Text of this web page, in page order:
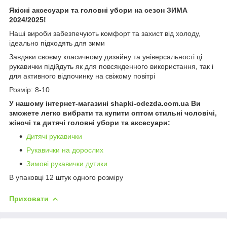
Якісні аксесуари та головні убори на сезон ЗИМА
2024/2025!
Наші вироби забезпечують комфорт та захист від холоду,
ідеально підходять для зими
Завдяки своєму класичному дизайну та універсальності ці
рукавички підійдуть як для повсякденного використання, так і
для активного відпочинку на свіжому повітрі
Розмір: 8-10
У нашому інтернет-магазині shapki-odezda.com.ua Ви
зможете легко вибрати та купити оптом стильні чоловічі,
жіночі та дитячі головні убори та аксесуари:
Дитячі рукавички
Рукавички на дорослих
Зимові рукавички дутики
В упаковці 12 штук одного розміру
Приховати